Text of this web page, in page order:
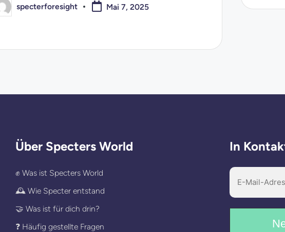
specterforesight Mai 7, 2025
Über Specters World
✊ Was ist Specters World
🕰️ Wie Specter entstand
🤝 Was ist für dich drin?
❓ Häufig gestellte Fragen
In